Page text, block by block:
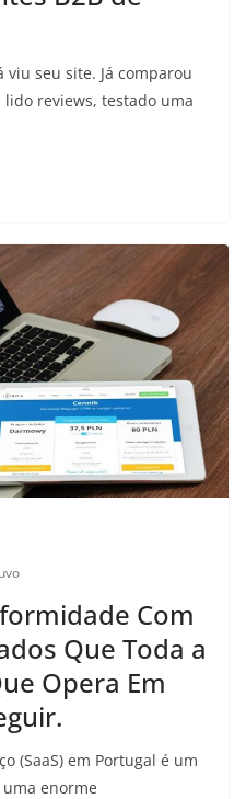
viu seu site. Já comparou
reviews, testado uma
Com
Que Toda a
Opera Em
(SaaS) em Portugal é um
enorme